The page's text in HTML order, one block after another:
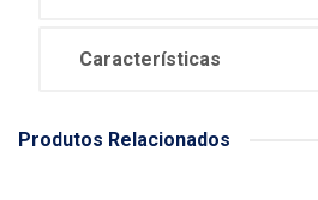
Características
Produtos Relacionados